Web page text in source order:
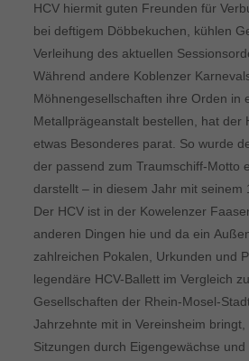
HCV hiermit guten Freunden für
bei deftigem Döbbekuchen, kühlen
Verleihung des aktuellen
Während andere Koblenzer
Möhnengesellschaften ihre Orden in
Metallprägeanstalt bestellen, hat der
etwas Besonderes parat. So wurde
der passend zum Traumschiff-Motto
darstellt – in diesem Jahr mit seinem
Der HCV ist in der Kowelenzer
anderen Dingen hie und da ein
zahlreichen Pokalen, Urkunden und
legendäre HCV-Ballett im Vergleich
Gesellschaften der Rhein-Mosel-
Jahrzehnte mit in Vereinsheim
Sitzungen durch Eigengewächse